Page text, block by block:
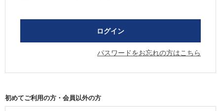
パスワードをお忘れの方はこちら
初めてご利用の方・会員以外の方